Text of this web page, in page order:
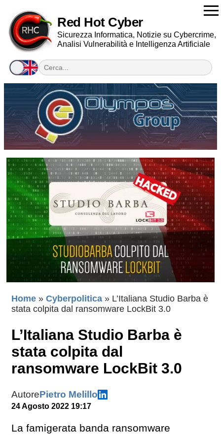
Red Hot Cyber
Sicurezza Informatica, Notizie su Cybercrime,
Analisi Vulnerabilità e Intelligenza Artificiale
Home » Cyberpolitica » L’Italiana Studio Barba è
stata colpita dal ransomware LockBit 3.0
L’Italiana Studio Barba è
stata colpita dal
ransomware LockBit 3.0
AutorePietro Melillo
24 Agosto 2022 19:17
La famigerata banda ransomware